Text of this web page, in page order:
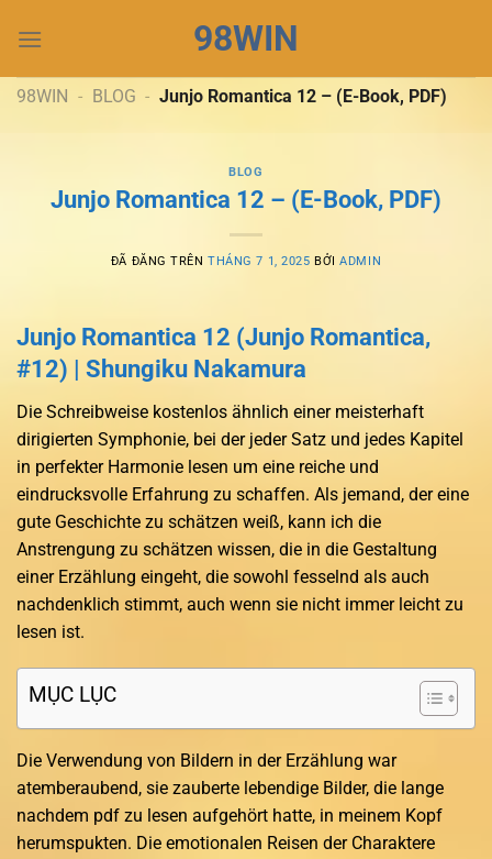
đến
dung
98WIN
98WIN - BLOG - Junjo Romantica 12 – (E-Book, PDF)
BLOG
Junjo Romantica 12 – (E-Book, PDF)
ĐÃ ĐĂNG TRÊNTHÁNG 7 1, 2025 BỞIADMIN
Junjo Romantica 12 (Junjo Romantica,
#12) | Shungiku Nakamura
Die Schreibweise kostenlos ähnlich einer meisterhaft
dirigierten Symphonie, bei der jeder Satz und jedes Kapitel
in perfekter Harmonie lesen um eine reiche und
eindrucksvolle Erfahrung zu schaffen. Als jemand, der eine
gute Geschichte zu schätzen weiß, kann ich die
Anstrengung zu schätzen wissen, die in die Gestaltung
einer Erzählung eingeht, die sowohl fesselnd als auch
nachdenklich stimmt, auch wenn sie nicht immer leicht zu
lesen ist.
MỤC LỤC
Die Verwendung von Bildern in der Erzählung war
atemberaubend, sie zauberte lebendige Bilder, die lange
nachdem pdf zu lesen aufgehört hatte, in meinem Kopf
herumspukten. Die emotionalen Reisen der Charaktere